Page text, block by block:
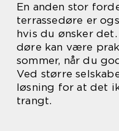
En anden stor
terrassedøre er
hvis du ønsker
døre kan være
sommer, når du
Ved større
løsning for at det
trangt.